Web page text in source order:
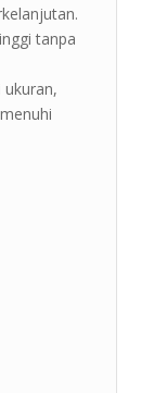
tanpa
ukuran,